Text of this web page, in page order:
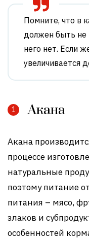
Помните, что в
должен быть не
него нет. Если
увеличивается
Акана
Акана
процессе
натуральные
поэтому питание
питания – мясо,
злаков и
особенностей